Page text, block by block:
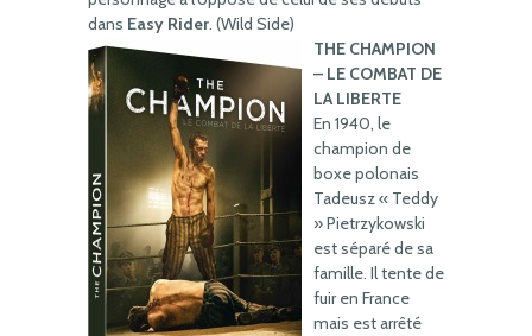
dans Easy Rider. (Wild Side)
THE CHAMPION
– LE COMBAT DE
LA LIBERTE
En 1940, le
champion de
boxe polonais
Tadeusz « Teddy
» Pietrzykowski
est séparé de sa
famille. Il tente de
fuir en France
mais est arrêté